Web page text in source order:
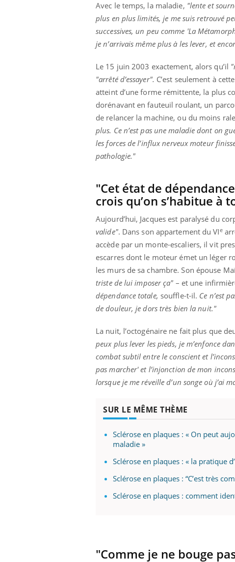
Avec le temps, la maladie, "lente et
plus en plus limités, je me suis retrouvé
successives, un peu comme 'La
je n’arrivais même plus à les lever, et
Le 15 juin 2003 exactement, alors qu’il
"arrêté d’essayer". C’est seulement à
atteint d’une forme rémittente, la plus
dorénavant en fauteuil roulant, un
de relancer la machine, ou du moins
plus. Ce n’est pas une maladie dont on
les forces de l’influx nerveux moteur
pathologie."
"Cet état de
crois qu’on s’habitue à
Aujourd’hui, Jacques est paralysé du
valide". Dans son appartement du VIe
accède par un monte-escaliers, il vit
escarres dont le moteur émet un léger
les murs de sa chambre. Son épouse
triste de lui imposer ça" – et une
dépendance totale, souffle-t-il. Ce n’est
de douleur, je dors très bien la nuit."
La nuit, l’octogénaire ne fait plus que
peux plus lever les pieds, je m’enfonce
combat subtil entre le conscient et
pas marcher' et l’injonction de mon
lorsque je me réveille d’un songe où j’ai
SUR LE MÊME THÈME
Sclérose en plaques : « On peut
maladie »
Sclérose en plaques : « la pratique
Sclérose en plaques : “C’est très
Sclérose en plaques : comment
"Comme je ne bouge